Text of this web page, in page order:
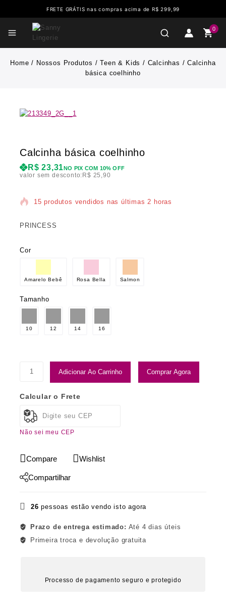
FRETE GRÁTIS nas compras acima de R$ 299,99
0
Home / Nossos Produtos / Teen & Kids / Calcinhas / Calcinha
básica coelhinho
Calcinha básica coelhinho
R$ 23,31NO PIX COM 10% OFF
valor sem desconto: R$ 25,90
15 produtos vendidos nas últimas 2 horas
PRINCESS
Cor
Amarelo Bebê Rosa Bella Salmon
Tamanho
10 12 14 16
Adicionar Ao Carrinho Comprar Agora
Calcular o Frete
Não sei meu CEP
Compare Wishlist
Compartilhar
26 pessoas estão vendo isto agora
Prazo de entrega estimado: Até 4 dias úteis
Primeira troca e devolução gratuita
Processo de pagamento seguro e protegido